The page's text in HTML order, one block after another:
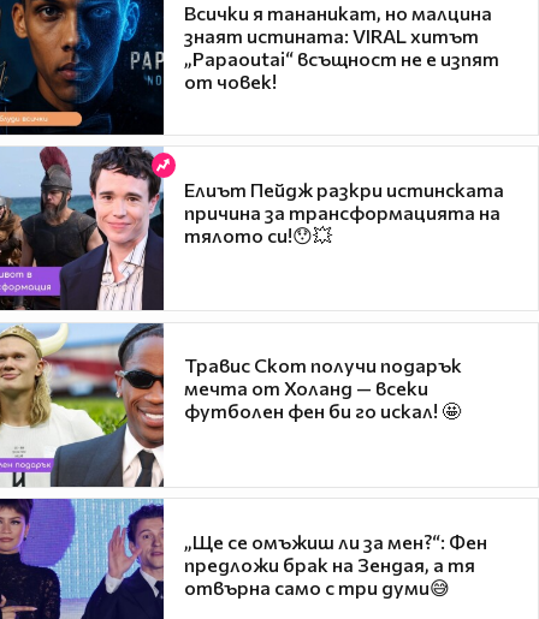
Всички я тананикат, но малцина
знаят истината: VIRAL хитът
„Papaoutai“ всъщност не е изпят
от човек!
Елиът Пейдж разкри истинската
причина за трансформацията на
тялото си!😯💥
Травис Скот получи подарък
мечта от Холанд — всеки
футболен фен би го искал! 🤩
„Ще се омъжиш ли за мен?“: Фен
предложи брак на Зендая, а тя
отвърна само с три думи😅